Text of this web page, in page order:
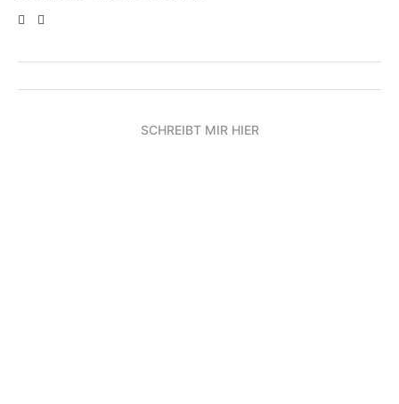
SCHREIBT MIR HIER